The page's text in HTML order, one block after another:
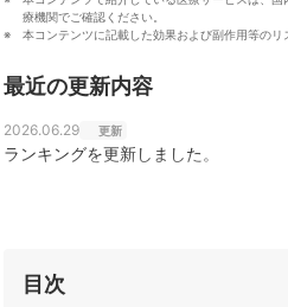
療機関でご確認ください。
本コンテンツに記載した効果および副作用等の
最近の更新内容
2026.06.29 更新
ランキングを更新しました。
目次